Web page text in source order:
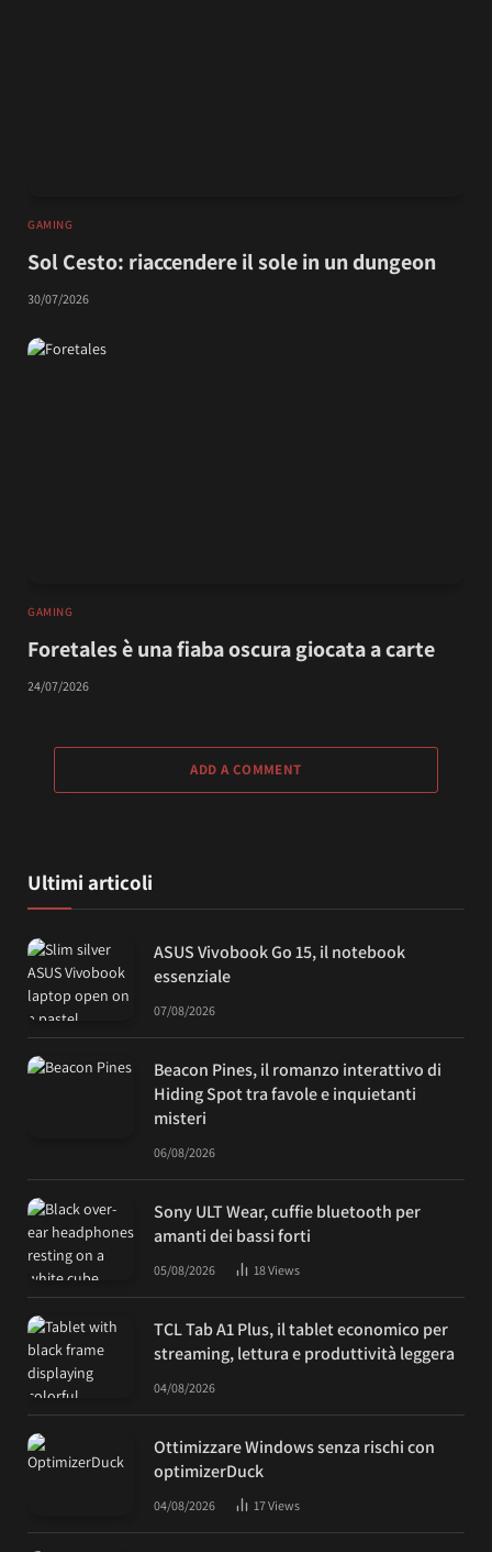
GAMING
Sol Cesto: riaccendere il sole in un dungeon
30/07/2026
GAMING
Foretales è una fiaba oscura giocata a carte
24/07/2026
ADD A COMMENT
Ultimi articoli
ASUS Vivobook Go 15, il notebook
essenziale
07/08/2026
Beacon Pines, il romanzo interattivo di
Hiding Spot tra favole e inquietanti
misteri
06/08/2026
Sony ULT Wear, cuffie bluetooth per
amanti dei bassi forti
05/08/2026 18Views
TCL Tab A1 Plus, il tablet economico per
streaming, lettura e produttività leggera
04/08/2026
Ottimizzare Windows senza rischi con
optimizerDuck
04/08/2026 17Views